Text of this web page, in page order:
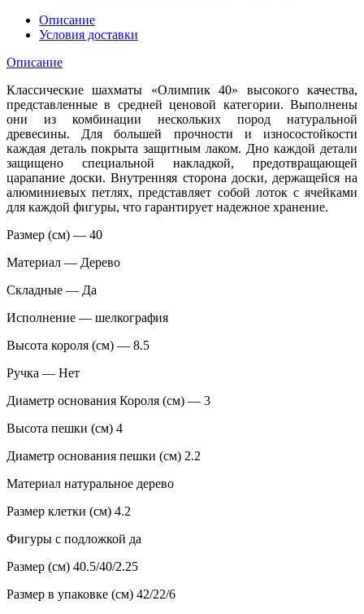
Описание
Условия доставки
Описание
Классические шахматы «Олимпик 40» высокого качества,
представленные в средней ценовой категории. Выполнены
они из комбинации нескольких пород натуральной
древесины. Для большей прочности и износостойкости
каждая деталь покрыта защитным лаком. Дно каждой детали
защищено специальной накладкой, предотвращающей
царапание доски. Внутренняя сторона доски, держащейся на
алюминиевых петлях, представляет собой лоток с ячейками
для каждой фигуры, что гарантирует надежное хранение.
Размер (см) — 40
Материал — Дерево
Складные — Да
Исполнение — шелкография
Высота короля (см) — 8.5
Ручка — Нет
Диаметр основания Короля (см) — 3
Высота пешки (см) 4
Диаметр основания пешки (см) 2.2
Материал натуральное дерево
Размер клетки (см) 4.2
Фигуры с подложкой да
Размер (см) 40.5/40/2.25
Размер в упаковке (см) 42/22/6